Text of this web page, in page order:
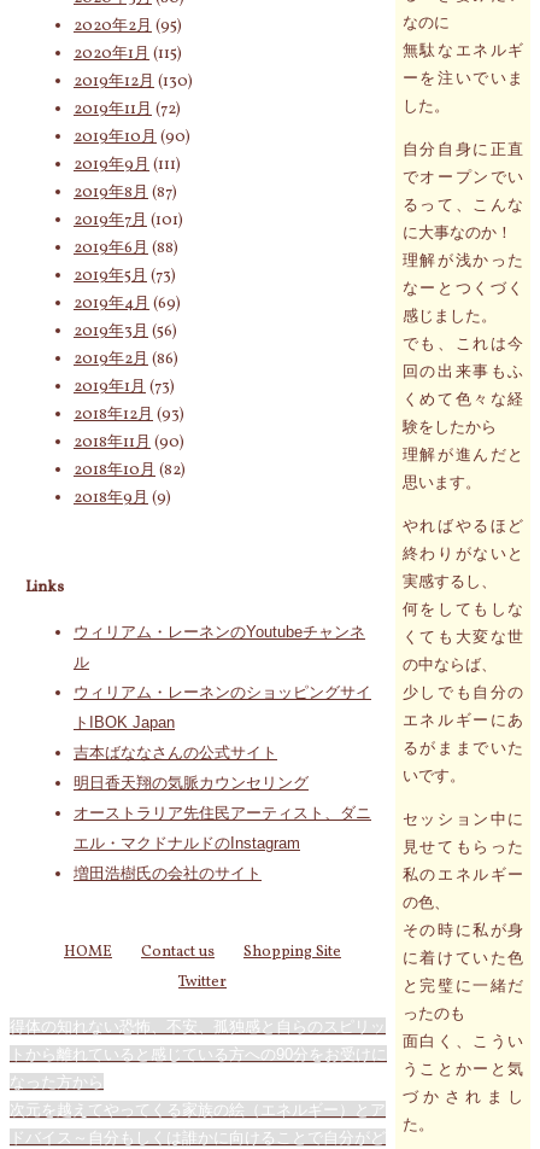
なのに
無駄なエネルギ
ーを注いでいま
した。
自分自身に正直
でオープンでい
るって、こんな
に大事なのか！
理解が浅かった
なーとつくづく
感じました。
でも、これは今
回の出来事もふ
くめて色々な経
験をしたから
理解が進んだと
思います。
やればやるほど
終わりがないと
実感するし、
何をしてもしな
くても大変な世
の中ならば、
少しでも自分の
エネルギーにあ
るがままでいた
いです。
セッション中に
見せてもらった
私のエネルギー
の色、
その時に私が身
に着けていた色
と完璧に一緒だ
ったのも
面白く、こうい
うことかーと気
づかされまし
た。
2020年2月 (95)
2020年1月 (115)
2019年12月 (130)
2019年11月 (72)
2019年10月 (90)
2019年9月 (111)
2019年8月 (87)
2019年7月 (101)
2019年6月 (88)
2019年5月 (73)
2019年4月 (69)
2019年3月 (56)
2019年2月 (86)
2019年1月 (73)
2018年12月 (93)
2018年11月 (90)
2018年10月 (82)
2018年9月 (9)
Links
ウィリアム・レーネンのYoutubeチャンネ
ル
ウィリアム・レーネンのショッピングサイ
トIBOK Japan
吉本ばななさんの公式サイト
明日香天翔の気脈カウンセリング
オーストラリア先住民アーティスト、ダニ
エル・マクドナルドのInstagram
増田浩樹氏の会社のサイト
HOME Contact us
Shopping Site
Twitter
得体の知れない恐怖、不安、孤独感と自らのスピリッ
トから離れていると感じている方への90分をお受けに
なった方から
次元を越えてやってくる家族の絵（エネルギー）とア
ドバイス～自分もしくは誰かに向けることで自分がど